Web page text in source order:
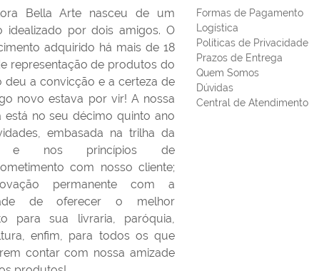
Bella Arte nasceu de um
idealizado por dois amigos. O
adquirido há mais de 18
representação de produtos do
deu a convicção e a certeza de
novo estava por vir! A nossa
está no seu décimo quinto ano
embasada na trilha da
e nos princípios de
com nosso cliente;
permanente com a
de oferecer o melhor
para sua livraria, paróquia,
enfim, para todos os que
contar com nossa amizade
Formas de Pagamento
Logística
Políticas de Privacidade
Prazos de Entrega
Quem Somos
Dúvidas
Central de Atendimento